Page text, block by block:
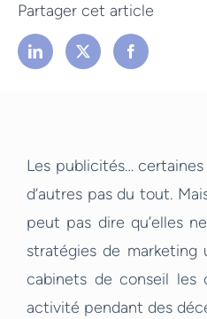
Partager cet article
Les publicités…
d’autres pas du tout.
peut pas dire qu’elles
stratégies de marketing
cabinets de conseil les
activité pendant des